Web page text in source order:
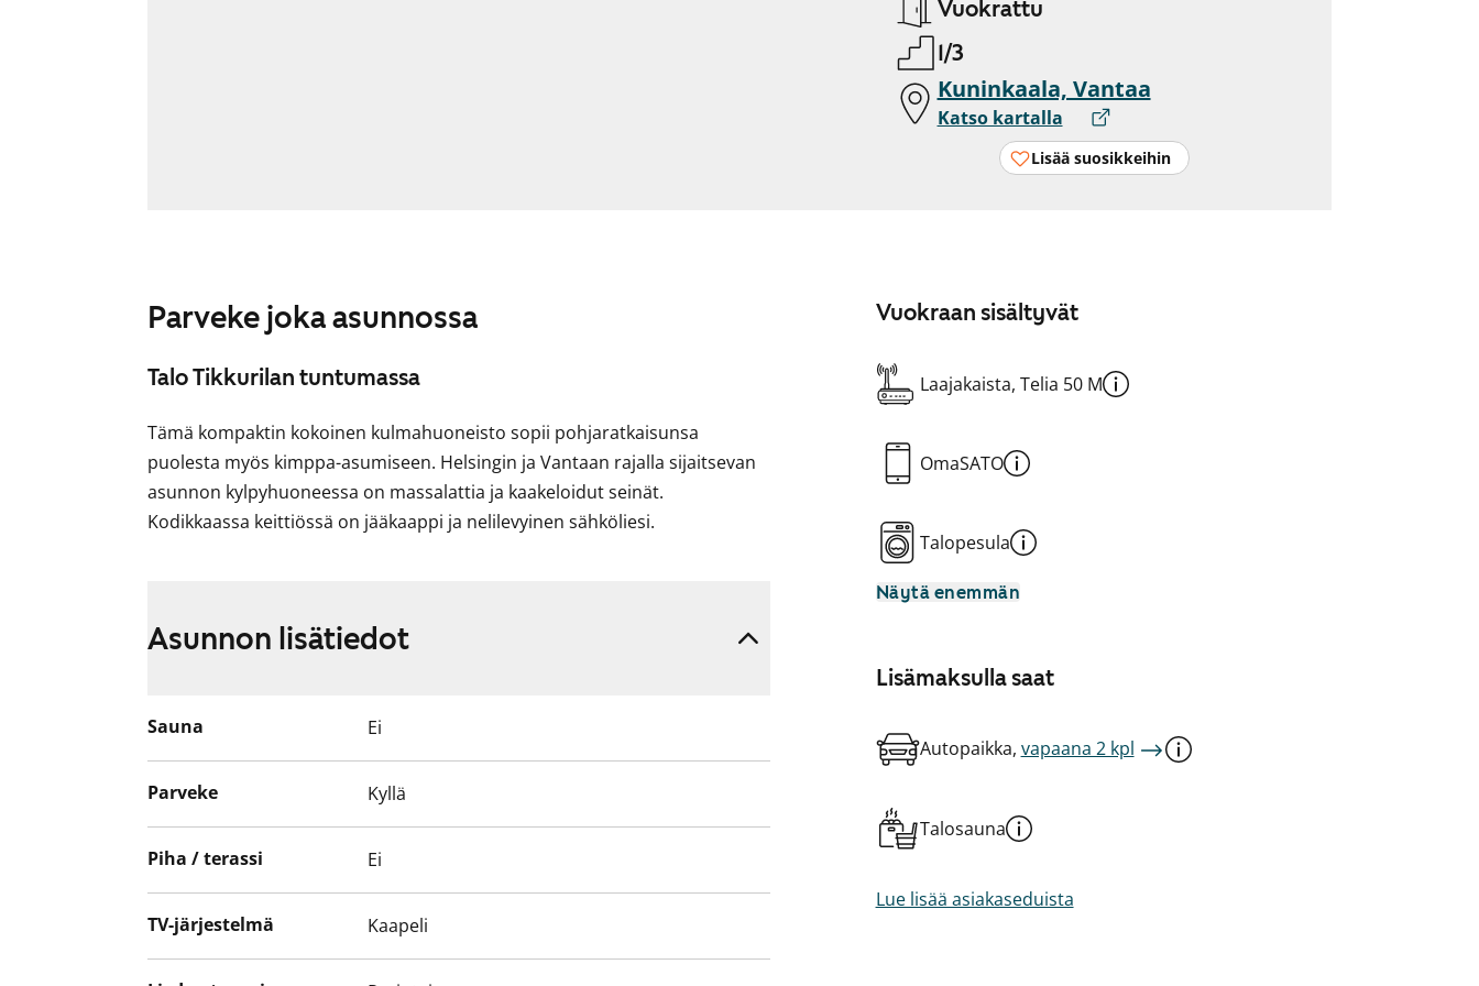
Vuokrattu
1/3
Kuninkaala, Vantaa
Katso kartalla
Lisää suosikkeihin
Parveke joka asunnossa
Talo Tikkurilan tuntumassa
Tämä kompaktin kokoinen kulmahuoneisto sopii pohjaratkaisunsa
puolesta myös kimppa-asumiseen. Helsingin ja Vantaan rajalla sijaitsevan
asunnon kylpyhuoneessa on massalattia ja kaakeloidut seinät.
Kodikkaassa keittiössä on jääkaappi ja nelilevyinen sähköliesi.
Vuokraan sisältyvät
Laajakaista, Telia 50 M
OmaSATO
Talopesula
Näytä enemmän
Lisämaksulla saat
Autopaikka, vapaana 2 kpl
Talosauna
Lue lisää asiakaseduista
Asunnon lisätiedot
Sauna Ei
Parveke Kyllä
Piha / terassi Ei
TV-järjestelmä Kaapeli